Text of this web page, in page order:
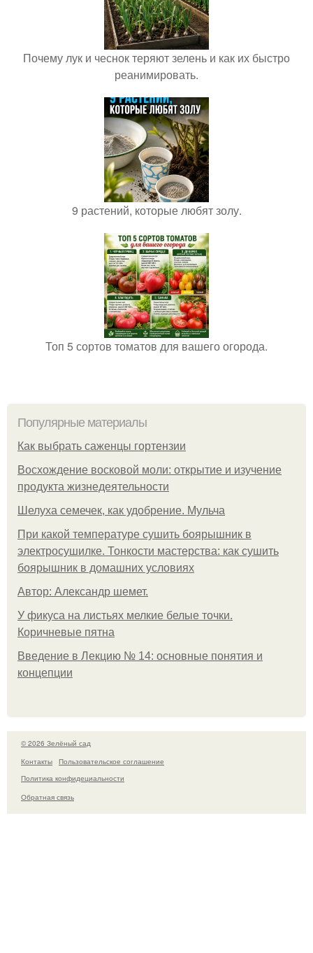
Почему лук и чеснок теряют зелень и как их быстро
реанимировать.
9 растений, которые любят золу.
Топ 5 сортов томатов для вашего огорода.
Популярные материалы
Как выбрать саженцы гортензии
Восхождение восковой моли: открытие и изучение
продукта жизнедеятельности
Шелуха семечек, как удобрение. Мульча
При какой температуре сушить боярышник в
электросушилке. Тонкости мастерства: как сушить
боярышник в домашних условиях
Автор: Александр шемет.
У фикуса на листьях мелкие белые точки.
Коричневые пятна
Введение в Лекцию № 14: основные понятия и
концепции
© 2026 Зелёный сад
Контакты
Пользовательское соглашение
Политика конфидециальности
Обратная связь